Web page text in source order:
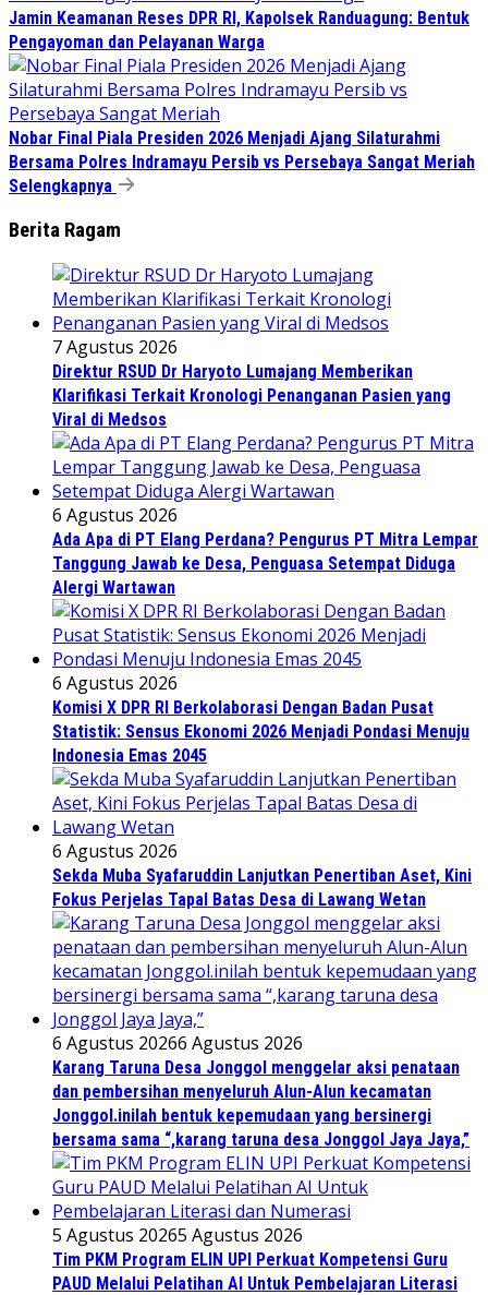
Jamin Keamanan Reses DPR RI, Kapolsek Randuagung: Bentuk
Pengayoman dan Pelayanan Warga
Nobar Final Piala Presiden 2026 Menjadi Ajang Silaturahmi
Bersama Polres Indramayu Persib vs Persebaya Sangat Meriah
Selengkapnya
Berita Ragam
7 Agustus 2026
Direktur RSUD Dr Haryoto Lumajang Memberikan
Klarifikasi Terkait Kronologi Penanganan Pasien yang
Viral di Medsos
6 Agustus 2026
Ada Apa di PT Elang Perdana? Pengurus PT Mitra Lempar
Tanggung Jawab ke Desa, Penguasa Setempat Diduga
Alergi Wartawan
6 Agustus 2026
Komisi X DPR RI Berkolaborasi Dengan Badan Pusat
Statistik: Sensus Ekonomi 2026 Menjadi Pondasi Menuju
Indonesia Emas 2045
6 Agustus 2026
Sekda Muba Syafaruddin Lanjutkan Penertiban Aset, Kini
Fokus Perjelas Tapal Batas Desa di Lawang Wetan
6 Agustus 20266 Agustus 2026
Karang Taruna Desa Jonggol menggelar aksi penataan
dan pembersihan menyeluruh Alun-Alun kecamatan
Jonggol.inilah bentuk kepemudaan yang bersinergi
bersama sama “,karang taruna desa Jonggol Jaya Jaya,”
5 Agustus 20265 Agustus 2026
Tim PKM Program ELIN UPI Perkuat Kompetensi Guru
PAUD Melalui Pelatihan AI Untuk Pembelajaran Literasi